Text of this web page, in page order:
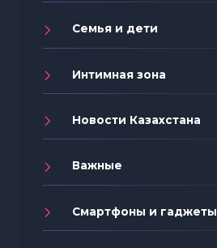
Семья и дети
Интимная зона
Новости Казахстана
Важные
Смартфоны и гаджеты